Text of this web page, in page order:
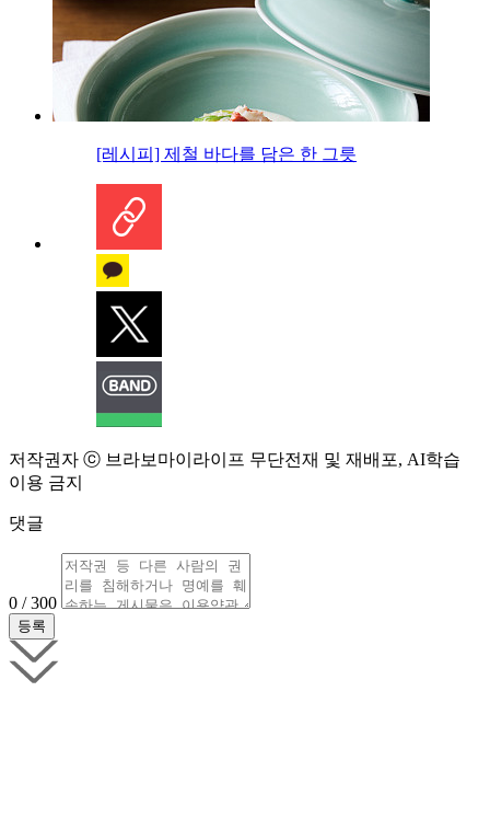
[레시피] 제철 바다를 담은 한 그릇
저작권자 ⓒ 브라보마이라이프 무단전재 및 재배포, AI학습
이용 금지
댓글
0 / 300